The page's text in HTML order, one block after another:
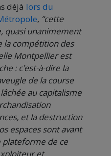
déjà lors du
, “cette
quasi unanimement
la compétition des
Montpellier est
: c’est-à-dire la
de la course
au capitalisme
et la destruction
espaces sont avant
plateforme de ce
et